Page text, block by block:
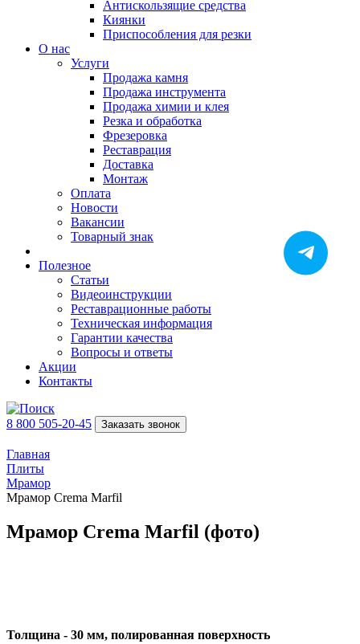
Антискользящие средства
Киянки
Приспособления для резки
О нас
Услуги
Продажа камня
Продажа инструмента
Продажа химии и клея
Резка и обработка
Фрезеровка
Реставрация
Доставка
Монтаж
Оплата
Новости
Вакансии
Товарный знак
Полезное
Статьи
Видеоинструкции
Реставрационные работы
Техническая информация
Гарантии качества
Вопросы и ответы
Акции
Контакты
8 800 505-20-45 Заказать звонок
Главная
Плиты
Мрамор
Мрамор Crema Marfil
Мрамор Crema Marfil (фото)
Толщина - 30 мм, полированная поверхность